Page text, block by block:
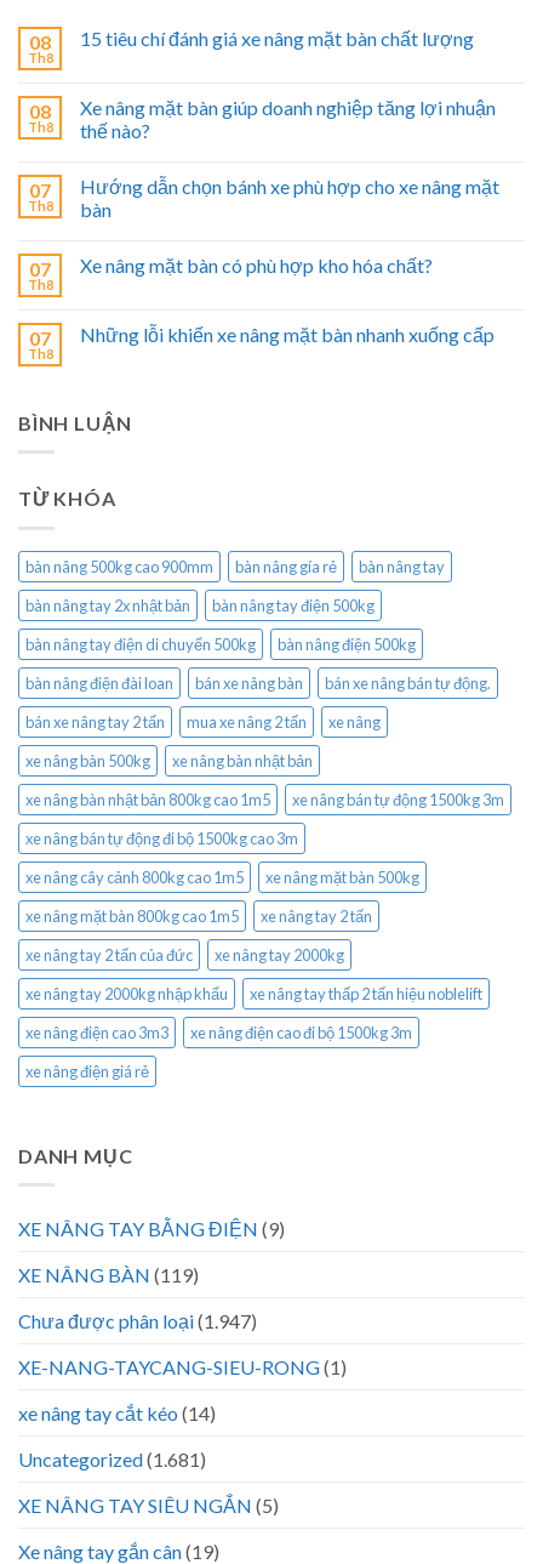
08
Th8
15 tiêu chí đánh giá xe nâng mặt bàn chất lượng
08
Th8
Xe nâng mặt bàn giúp doanh nghiệp tăng lợi nhuận
thế nào?
07
Th8
Hướng dẫn chọn bánh xe phù hợp cho xe nâng mặt
bàn
07
Th8
Xe nâng mặt bàn có phù hợp kho hóa chất?
07
Th8
Những lỗi khiến xe nâng mặt bàn nhanh xuống cấp
BÌNH LUẬN
TỪ KHÓA
bàn nâng 500kg cao 900mm bàn nâng gía rẻ
bàn nâng tay
bàn nâng tay 2x nhật bản
bàn nâng tay điện 500kg
bàn nâng tay điện di chuyển 500kg
bàn nâng điện 500kg
bàn nâng điện đài loan
bán xe nâng bàn
bán xe nâng bán tự động.
bán xe nâng tay 2 tấn
mua xe nâng 2 tấn
xe nâng
xe nâng bàn 500kg
xe nâng bàn nhật bản
xe nâng bàn nhật bản 800kg cao 1m5
xe nâng bán tự động 1500kg 3m
xe nâng bán tự động đi bộ 1500kg cao 3m
xe nâng cây cảnh 800kg cao 1m5
xe nâng mặt bàn 500kg
xe nâng mặt bàn 800kg cao 1m5
xe nâng tay 2 tấn
xe nâng tay 2 tấn của đức
xe nâng tay 2000kg
xe nâng tay 2000kg nhập khẩu
xe nâng tay thấp 2 tấn hiệu noblelift
xe nâng điện cao 3m3
xe nâng điện cao đi bộ 1500kg 3m
xe nâng điện giá rẻ
DANH MỤC
XE NÂNG TAY BẰNG ĐIỆN (9)
XE NÂNG BÀN (119)
Chưa được phân loại(1.947)
XE-NANG-TAYCANG-SIEU-RONG(1)
xe nâng tay cắt kéo (14)
Uncategorized(1.681)
XE NÂNG TAY SIÊU NGẮN (5)
Xe nâng tay gắn cân(19)